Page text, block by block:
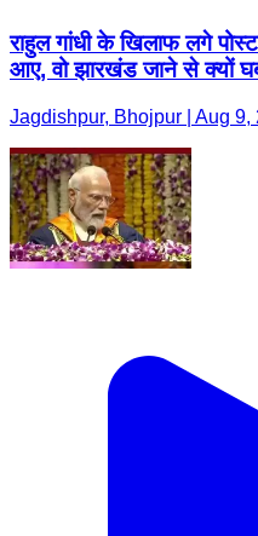
राहुल गांधी के खिलाफ लगे
आए, वो झारखंड जाने से क्यों
Jagdishpur, Bhojpur | Aug 9,